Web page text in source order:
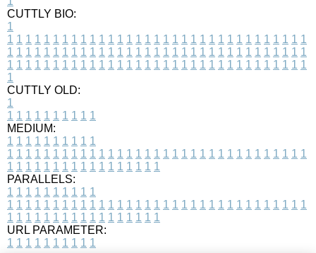
CUTTLY BIO:
1
1 1 1 1 1 1 1 1 1 1 1 1 1 1 1 1 1 1 1 1 1 1 1 1 1 1 1 1 1 1 1 1 1
1 1 1 1 1 1 1 1 1 1 1 1 1 1 1 1 1 1 1 1 1 1 1 1 1 1 1 1 1 1 1 1 1
1 1 1 1 1 1 1 1 1 1 1 1 1 1 1 1 1 1 1 1 1 1 1 1 1 1 1 1 1 1 1 1 1
1
CUTTLY OLD:
1
1 1 1 1 1 1 1 1 1 1
MEDIUM:
1 1 1 1 1 1 1 1 1 1
1 1 1 1 1 1 1 1 1 1 1 1 1 1 1 1 1 1 1 1 1 1 1 1 1 1 1 1 1 1 1 1 1
1 1 1 1 1 1 1 1 1 1 1 1 1 1 1 1 1
PARALLELS:
1 1 1 1 1 1 1 1 1 1
1 1 1 1 1 1 1 1 1 1 1 1 1 1 1 1 1 1 1 1 1 1 1 1 1 1 1 1 1 1 1 1 1
1 1 1 1 1 1 1 1 1 1 1 1 1 1 1 1 1
URL PARAMETER:
1 1 1 1 1 1 1 1 1 1